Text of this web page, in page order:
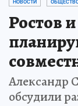
НОВОСТИ
Ростов
Александр
обсудили